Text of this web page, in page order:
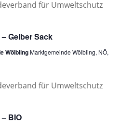
Gelber Sack
WölblingMarktgemeinde Wölbling, NÖ,
BIO